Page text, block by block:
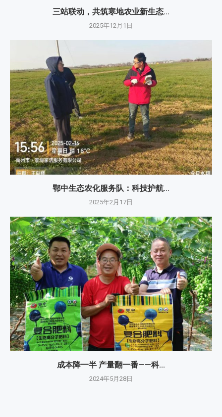
三站联动，共筑寒地农业新生态...
2025年12月1日
鄂中生态农化服务队：科技护航...
2025年2月17日
成本降一半 产量翻一番——科...
2024年5月28日